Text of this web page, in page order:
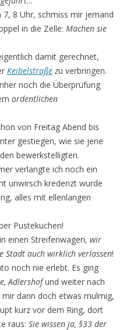
8 Uhr, schmiss mir jemand
in die Zelle: Machen sie
damit gerechnet,
Keibelstraße zu verbringen.
noch die Überprüfung
ordentlichen
von Freitag Abend bis
gestiegen, wie sie jene
bewerkstelligten.
verlangte ich noch ein
unwirsch kredenzt wurde
alles mit ellenlangen
Pustekuchen!
einen Streifenwagen, wir
Stadt auch wirklich verlassen!
noch nie erlebt. Es ging
Adlershofund weiter nach
dann doch etwas mulmig,
kurz vor dem Ring, dort
raus: Sie wissen ja, §33 der